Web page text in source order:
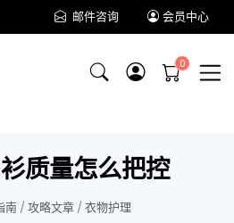
邮件咨询 会员中心
质量怎么把控
南 / 攻略文章 / 衣物护理